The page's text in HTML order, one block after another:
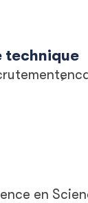
technique
en